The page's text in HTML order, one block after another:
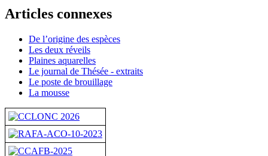
Articles connexes
De l’origine des espèces
Les deux réveils
Plaines aquarelles
Le journal de Thésée - extraits
Le poste de brouillage
La mousse